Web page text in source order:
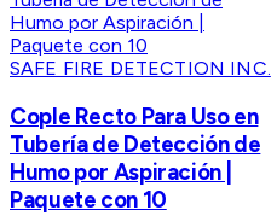
SAFE FIRE DETECTION INC.
Cople Recto Para Uso en
Tubería de Detección de
Humo por Aspiración |
Paquete con 10